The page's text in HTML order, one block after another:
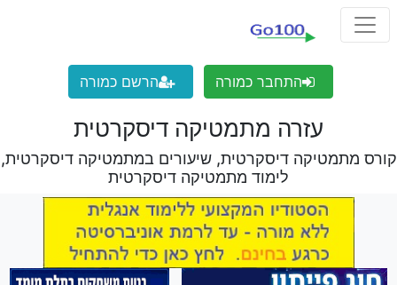
התחבר כמורה הרשם כמורה
עזרה מתמטיקה דיסקרטית
קורס מתמטיקה דיסקרטית, שיעורים במתמטיקה דיסקרטית,
לימוד מתמטיקה דיסקרטית